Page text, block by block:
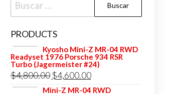
PRODUCTS
Kyosho Mini-Z MR-04 RWD
Readyset 1976 Porsche 934 RSR
Turbo (Jagermeister #24)
$4,800.00 El
precio
$4,600.00El
precio
Mini-Z MR-04 RWD